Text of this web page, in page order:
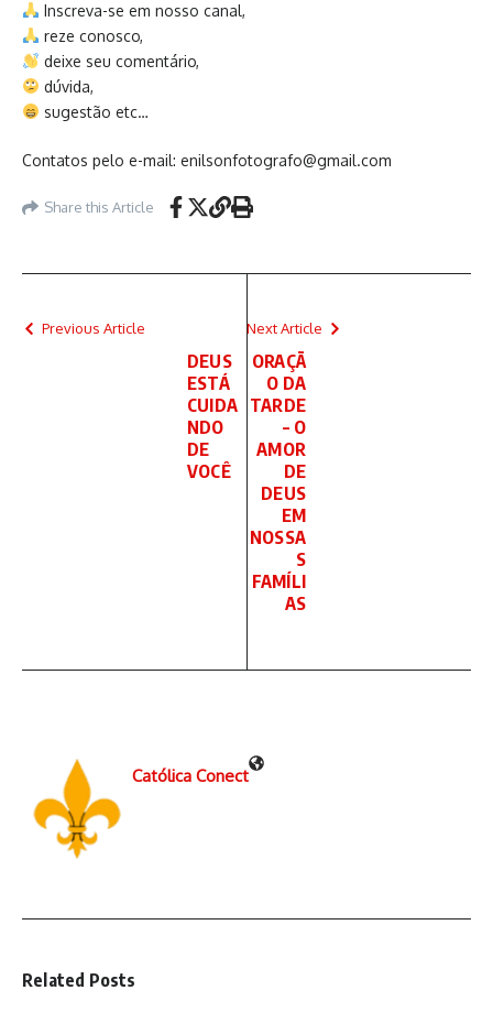
Inscreva-se em nosso canal,
reze conosco,
deixe seu comentário,
dúvida,
sugestão etc…
Contatos pelo e-mail: enilsonfotografo@gmail.com
Share this Article
Previous Article
DEUS
ESTÁ
CUIDA
NDO
DE
VOCÊ
Next Article
ORAÇÃ
O DA
TARDE
– O
AMOR
DE
DEUS
EM
NOSSA
S
FAMÍLI
AS
Católica Conect
Related Posts